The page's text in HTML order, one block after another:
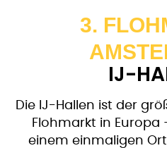
3.
IJ-
Die IJ-Hallen ist der
Flohmarkt in
einem einmaligen